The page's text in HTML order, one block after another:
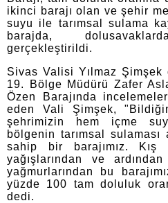
ikinci barajı olan ve şehir
suyu ile tarımsal sulama
barajda,
gerçekleştirildi.
Sivas Valisi Yılmaz Şimşek
19. Bölge Müdürü Zafer
Özen Barajında
eden Vali Şimşek,
şehrimizin hem içme
bölgenin tarımsal sulaması
sahip bir barajımız. Kış
yağışlarından ve
yağmurlarından bu
yüzde 100 tam doluluk
dedi.